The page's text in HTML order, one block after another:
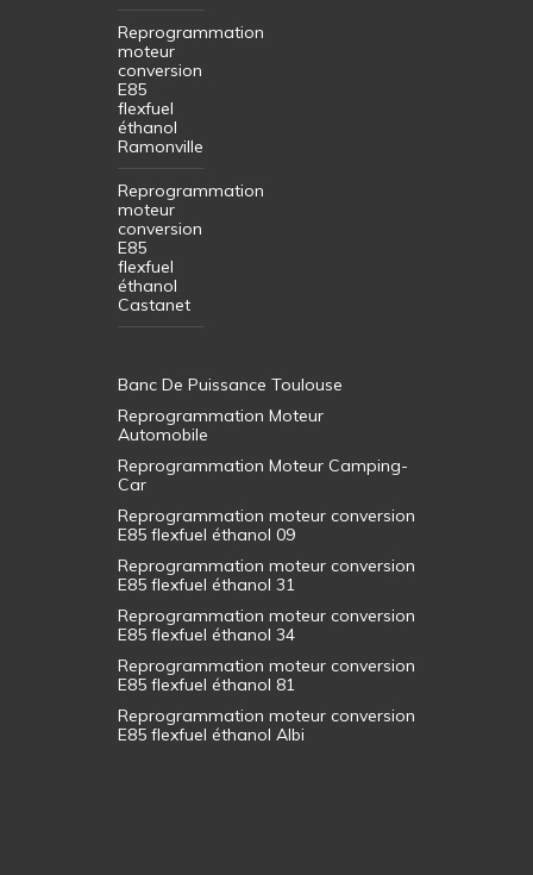
Reprogrammation
moteur
conversion
E85
flexfuel
éthanol
Ramonville
Reprogrammation
moteur
conversion
E85
flexfuel
éthanol
Castanet
Banc De Puissance Toulouse
Reprogrammation Moteur
Automobile
Reprogrammation Moteur Camping-
Car
Reprogrammation moteur conversion
E85 flexfuel éthanol 09
Reprogrammation moteur conversion
E85 flexfuel éthanol 31
Reprogrammation moteur conversion
E85 flexfuel éthanol 34
Reprogrammation moteur conversion
E85 flexfuel éthanol 81
Reprogrammation moteur conversion
E85 flexfuel éthanol Albi